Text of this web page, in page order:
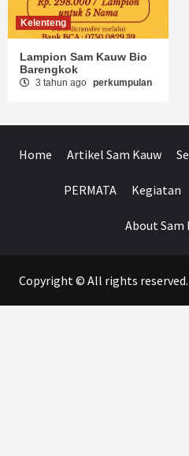
Kelenteng
Lampion Sam Kauw Bio
Barengkok
3 tahun ago perkumpulan
Home Artikel Sam Kauw
PERMATA Kegiatan
About Sam
Copyright © All rights reserved.